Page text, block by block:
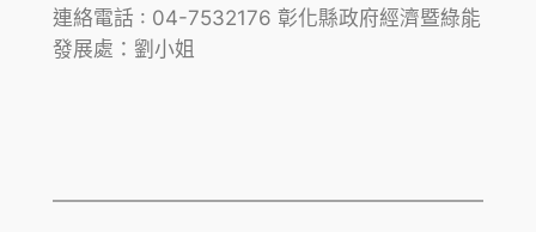
連絡電話 : 04-7532176 彰化縣政府經濟暨綠能
發展處 ：劉小姐